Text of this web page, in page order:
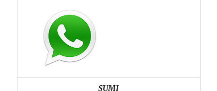
SUMI